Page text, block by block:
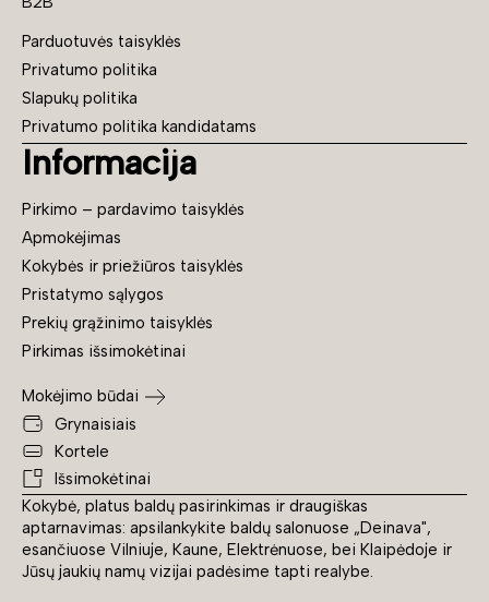
Kokybė, platus baldų pasirinkimas ir draugiškas
aptarnavimas: apsilankykite baldų salonuose „Deinava",
esančiuose Vilniuje, Kaune, Elektrėnuose, bei Klaipėdoje ir
Jūsų jaukių namų vizijai padėsime tapti realybe.
Parduotuvės taisyklės
Privatumo politika
Slapukų politika
Privatumo politika kandidatams
Informacija
Pirkimo – pardavimo taisyklės
Apmokėjimas
Kokybės ir priežiūros taisyklės
Pristatymo sąlygos
Prekių grąžinimo taisyklės
Pirkimas išsimokėtinai
Mokėjimo būdai
Grynaisiais
Kortele
Išsimokėtinai